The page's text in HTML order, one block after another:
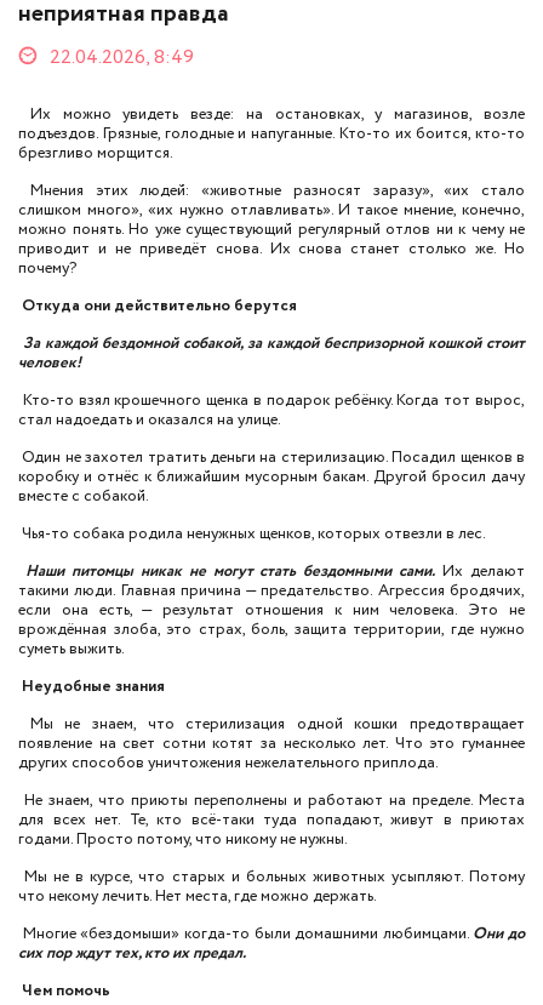
неприятная правда
22.04.2026, 8:49
Их можно увидеть везде: на остановках, у магазинов, возле
подъездов. Грязные, голодные и напуганные. Кто-то их боится, кто-то
брезгливо морщится.
Мнения этих людей: «животные разносят заразу», «их стало
слишком много», «их нужно отлавливать». И такое мнение, конечно,
можно понять. Но уже существующий регулярный отлов ни к чему не
приводит и не приведёт снова. Их снова станет столько же. Но
почему?
Откуда они действительно берутся
За каждой бездомной собакой, за каждой беспризорной кошкой стоит
человек!
Кто-то взял крошечного щенка в подарок ребёнку. Когда тот вырос,
стал надоедать и оказался на улице.
Один не захотел тратить деньги на стерилизацию. Посадил щенков в
коробку и отнёс к ближайшим мусорным бакам. Другой бросил дачу
вместе с собакой.
Чья-то собака родила ненужных щенков, которых отвезли в лес.
Наши питомцы никак не могут стать бездомными сами. Их делают
такими люди. Главная причина — предательство. Агрессия бродячих,
если она есть, — результат отношения к ним человека. Это не
врождённая злоба, это страх, боль, защита территории, где нужно
суметь выжить.
Неудобные знания
Мы не знаем, что стерилизация одной кошки предотвращает
появление на свет сотни котят за несколько лет. Что это гуманнее
других способов уничтожения нежелательного приплода.
Не знаем, что приюты переполнены и работают на пределе. Места
для всех нет. Те, кто всё-таки туда попадают, живут в приютах
годами. Просто потому, что никому не нужны.
Мы не в курсе, что старых и больных животных усыпляют. Потому
что некому лечить. Нет места, где можно держать.
Многие «бездомыши» когда-то были домашними любимцами. Они до
сих пор ждут тех, кто их предал.
Чем помочь